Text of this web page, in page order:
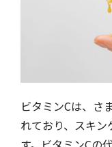
ビタミンCは、さ
れており、スキ